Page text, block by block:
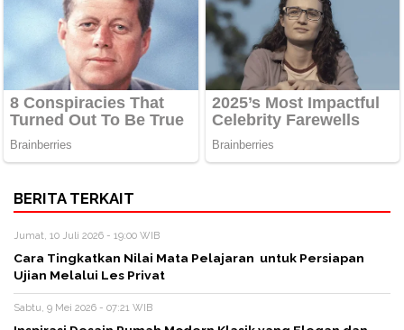
BERITA TERKAIT
Jumat, 10 Juli 2026 - 19:00 WIB
Cara Tingkatkan Nilai Mata Pelajaran untuk Persiapan
Ujian Melalui Les Privat
Sabtu, 9 Mei 2026 - 07:21 WIB